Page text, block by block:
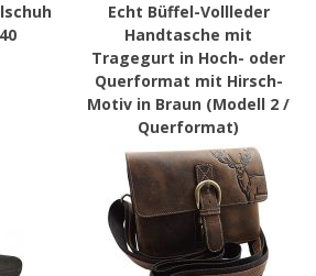
Echt Büffel-Vollleder
Handtasche mit
Tragegurt in Hoch- oder
Querformat mit Hirsch-
Motiv in Braun (Modell 2 /
Querformat)